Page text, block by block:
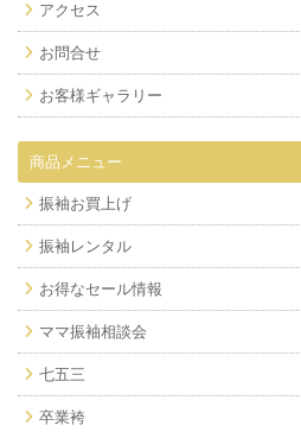
アクセス
お問合せ
お客様ギャラリー
商品メニュー
振袖お買上げ
振袖レンタル
お得なセール情報
ママ振袖相談会
七五三
卒業袴